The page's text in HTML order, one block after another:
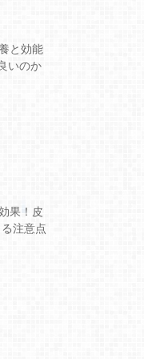
と効能
いのか
果！皮
注意点